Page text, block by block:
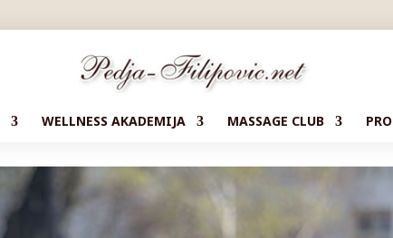
WELLNESS AKADEMIJA MASSAGE CLUB